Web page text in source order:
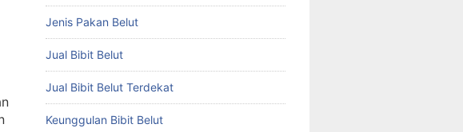
Jenis Pakan Belut
Jual Bibit Belut
Jual Bibit Belut Terdekat
Keunggulan Bibit Belut